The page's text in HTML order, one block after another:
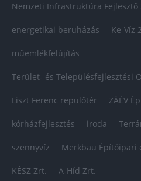
Nemzeti Infrastruktúra Fejlesztő
energetikai beruházás Ke-Víz
műemlékfelújítás
Terület- és Településfejlesztési
Liszt Ferenc repülőtér ZÁÉV
kórházfejlesztés iroda
szennyvíz Merkbau Építőipari
KÉSZ Zrt. A-Híd Zrt.